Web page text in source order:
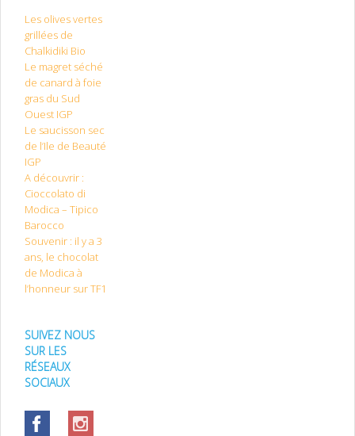
Les olives vertes
grillées de
Chalkidiki Bio
Le magret séché
de canard à foie
gras du Sud
Ouest IGP
Le saucisson sec
de l’Ile de Beauté
IGP
A découvrir :
Cioccolato di
Modica – Tipico
Barocco
Souvenir : il y a 3
ans, le chocolat
de Modica à
l’honneur sur TF1
SUIVEZ NOUS
SUR LES
RÉSEAUX
SOCIAUX